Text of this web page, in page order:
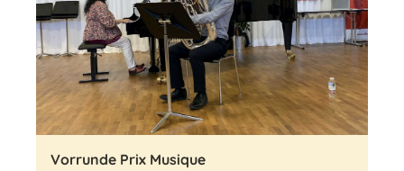
Vorrunde Prix Musique